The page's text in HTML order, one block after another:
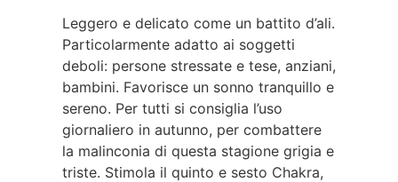
Leggero e delicato come un battito d’ali.
Particolarmente adatto ai soggetti
deboli: persone stressate e tese, anziani,
bambini. Favorisce un sonno tranquillo e
sereno. Per tutti si consiglia l’uso
giornaliero in autunno, per combattere
la malinconia di questa stagione grigia e
triste. Stimola il quinto e sesto Chakra,